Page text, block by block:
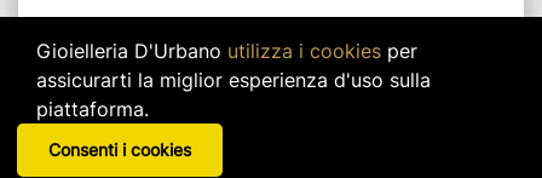
La scheda prodotto sul tuo Whatsapp
Ricevi la scheda prodotto, con informazioni e
Gioielleria D'Urbano utilizza i cookiesper
assicurarti la miglior esperienza d'uso sulla
piattaforma.
Consenti i cookies